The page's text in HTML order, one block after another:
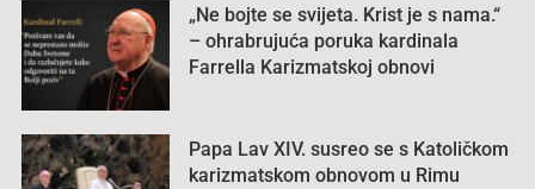
„Ne bojte se svijeta. Krist je s nama.“
– ohrabrujuća poruka kardinala
Farrella Karizmatskoj obnovi
Papa Lav XIV. susreo se s Katoličkom
karizmatskom obnovom u Rimu